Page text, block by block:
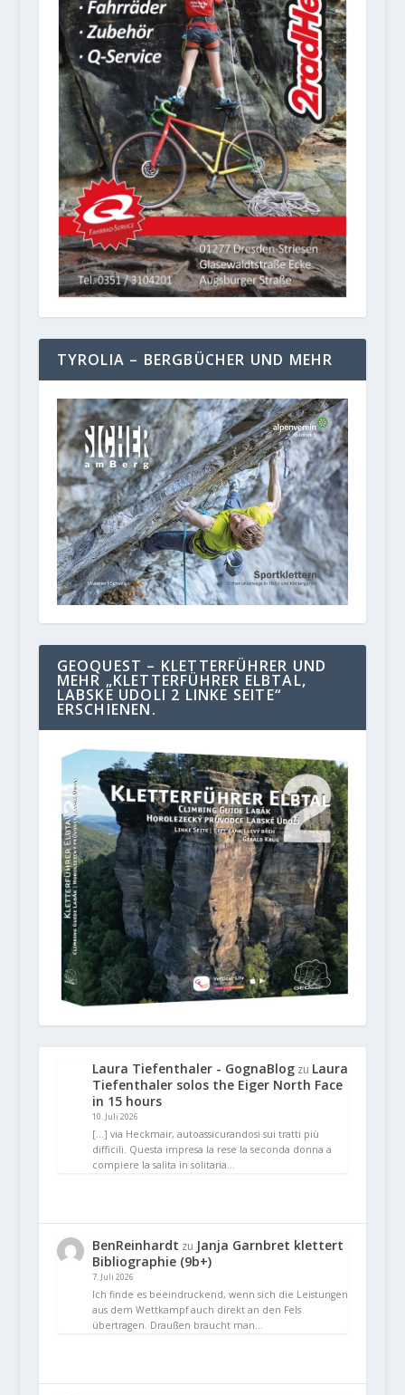
TYROLIA – BERGBÜCHER UND MEHR
GEOQUEST – KLETTERFÜHRER UND
MEHR „KLETTERFÜHRER ELBTAL,
LABSKE UDOLI 2 LINKE SEITE“
ERSCHIENEN.
Laura Tiefenthaler - GognaBlogzu Laura
Tiefenthaler solos the Eiger North Face
in 15 hours
10. Juli 2026
[…] via Heckmair, autoassicurandosi sui tratti più
difficili. Questa impresa la rese la seconda donna a
compiere la salita in solitaria…
BenReinhardt zu Janja Garnbret klettert
Bibliographie (9b+)
7. Juli 2026
Ich finde es beeindruckend, wenn sich die Leistungen
aus dem Wettkampf auch direkt an den Fels
übertragen. Draußen braucht man…